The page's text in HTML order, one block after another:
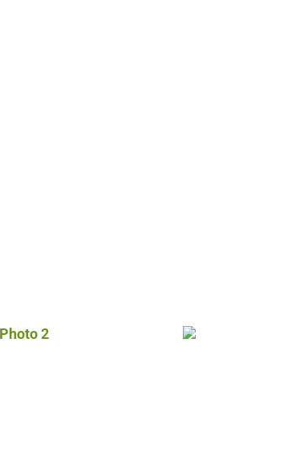
Photo 2, © Droits gérés – Anne-Flore Gruson